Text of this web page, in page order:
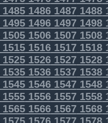
148614871488
149614971498
150615071508
151615171518
152615271528
153615371538
154615471548
155615571558
156615671568